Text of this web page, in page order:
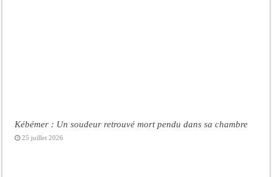
Kébémer : Un soudeur retrouvé mort pendu dans sa chambre
25 juillet 2026